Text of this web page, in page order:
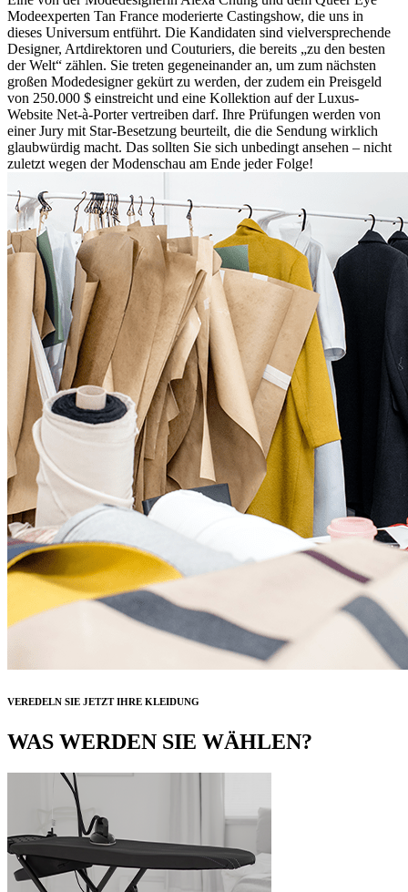
Modeexperten Tan France moderierte Castingshow, die uns in
dieses Universum entführt. Die Kandidaten sind vielversprechende
Designer, Artdirektoren und Couturiers, die bereits „zu den besten
der Welt“ zählen. Sie treten gegeneinander an, um zum nächsten
großen Modedesigner gekürt zu werden, der zudem ein Preisgeld
von 250.000 $ einstreicht und eine Kollektion auf der Luxus-
Website Net-à-Porter vertreiben darf. Ihre Prüfungen werden von
einer Jury mit Star-Besetzung beurteilt, die die Sendung wirklich
glaubwürdig macht. Das sollten Sie sich unbedingt ansehen – nicht
zuletzt wegen der Modenschau am Ende jeder Folge!
VEREDELN SIE JETZT IHRE KLEIDUNG
WAS WERDEN SIE WÄHLEN?